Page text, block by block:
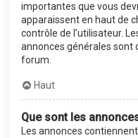
importantes que vous
apparaissent en haut de
contrôle de l’utilisateur.
annonces générales sont
forum.
Haut
Que sont les
Les annonces